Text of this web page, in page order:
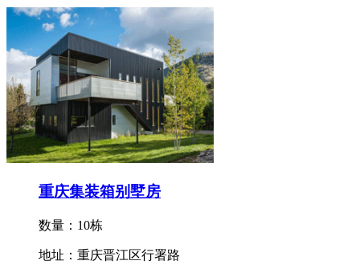
重庆集装箱别墅房
数量：10栋
地址：重庆晋江区行署路